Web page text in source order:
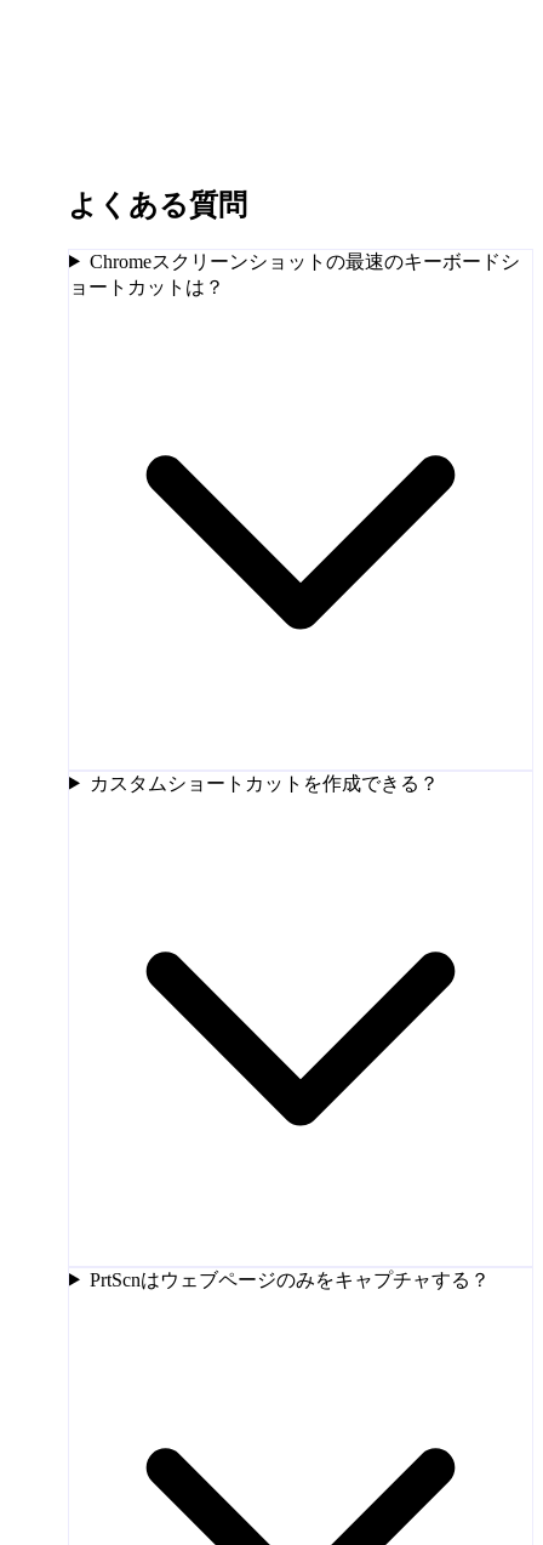
よくある質問
Chromeスクリーンショットの最速のキーボードシ
ョートカットは？
カスタムショートカットを作成できる？
PrtScnはウェブページのみをキャプチャする？